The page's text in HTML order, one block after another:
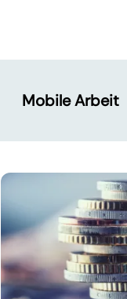
Mobile Arbeit